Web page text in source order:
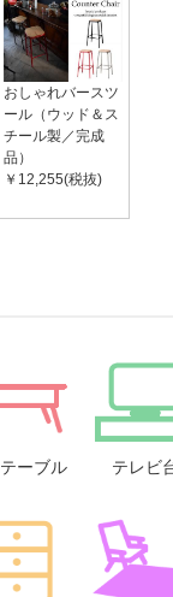
おしゃれバースツ
ール（ウッド＆ス
チール製／完成
品）
￥12,255(税抜)
ーブル テレビ